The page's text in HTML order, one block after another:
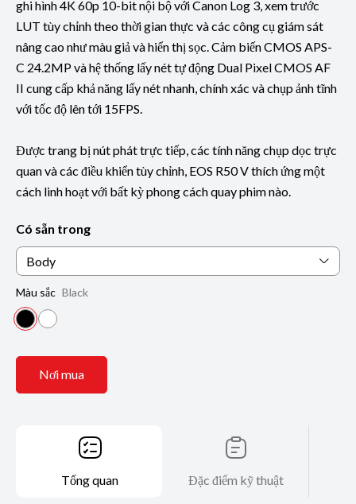
ghi hình 4K 60p 10-bit nội bộ với Canon Log 3, xem trước
LUT tùy chỉnh theo thời gian thực và các công cụ giám sát
nâng cao như màu giả và hiển thị sọc. Cảm biến CMOS APS-
C 24.2MP và hệ thống lấy nét tự động Dual Pixel CMOS AF
II cung cấp khả năng lấy nét nhanh, chính xác và chụp ảnh tĩnh
với tốc độ lên tới 15FPS.
Được trang bị nút phát trực tiếp, các tính năng chụp dọc trực
quan và các điều khiển tùy chỉnh, EOS R50 V thích ứng một
cách linh hoạt với bất kỳ phong cách quay phim nào.
Có sẵn trong
Body
Màu sắc Black
Nơi mua
Tổng quan Đặc điểm kỹ thuật